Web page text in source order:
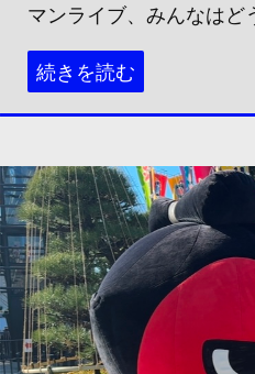
マンライブ、みんなはど
続きを読む